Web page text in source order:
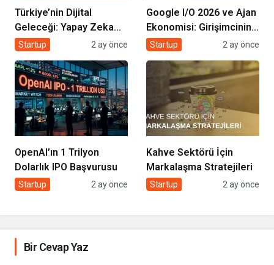
Türkiye’nin Dijital
Geleceği: Yapay Zeka
Çağında “BİLGE” Hamlesi
Startup 2 ay önce
Google I/O 2026 ve Ajan
Ekonomisi: Girişimcinin
Yeni Rakibi Arama
Startup 2 ay önce
OpenAI’ın 1 Trilyon
Dolarlık IPO Başvurusu
Startup 2 ay önce
Kahve Sektörü İçin
Markalaşma Stratejileri
Startup 2 ay önce
Bir Cevap Yaz